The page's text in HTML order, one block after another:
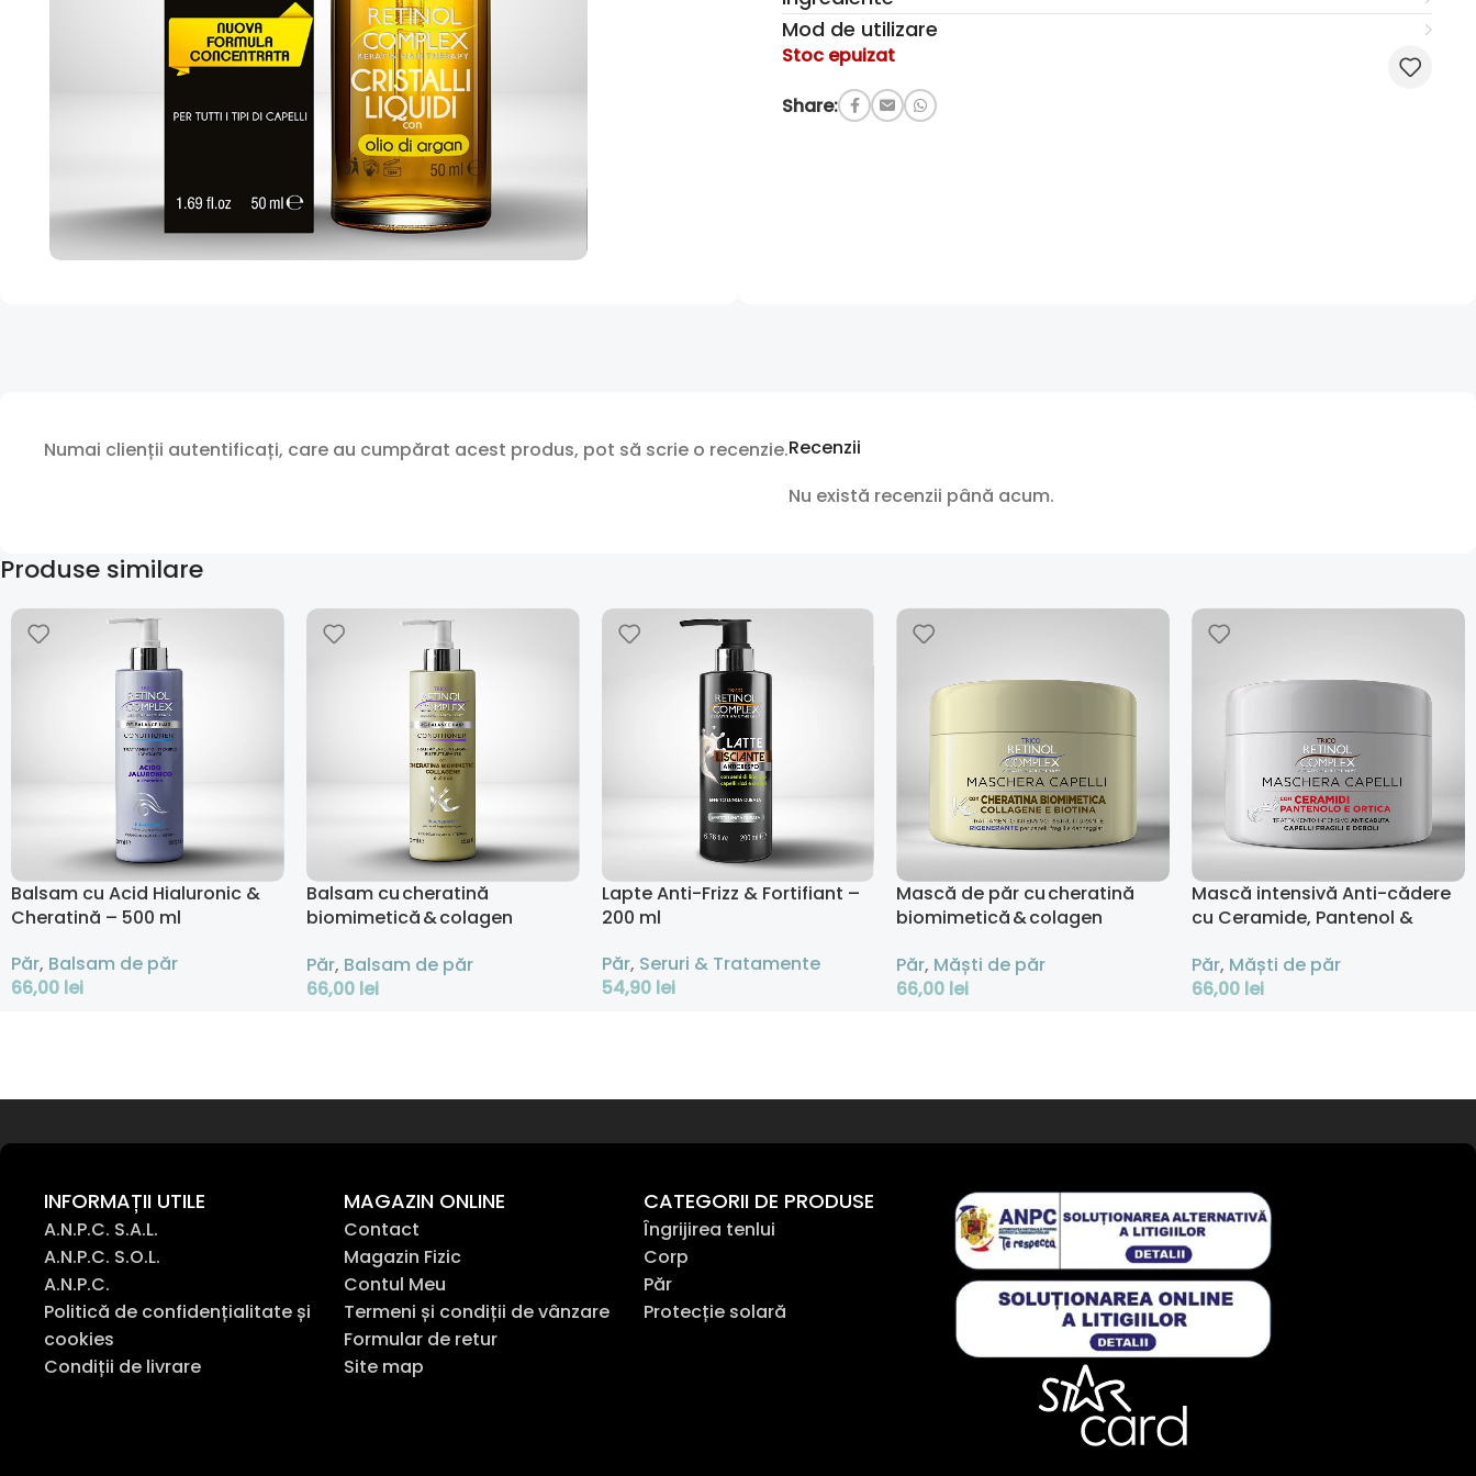
Mod de utilizare
Stoc epuizat
Share:
Recenzii
Nu există recenzii până acum.
Numai clienții autentificați, care au cumpărat acest produs, pot să scrie o recenzie.
Produse similare
Balsam cu Acid Hialuronic &
Cheratină – 500 ml
Păr, Balsam de păr
66,00 lei
Balsam cu cheratină
biomimetică & colagen
Păr, Balsam de păr
66,00 lei
Lapte Anti-Frizz & Fortifiant –
200 ml
Păr, Seruri & Tratamente
54,90 lei
Mască de păr cu cheratină
biomimetică & colagen
Păr, Măști de păr
66,00 lei
Mască intensivă Anti-cădere
cu Ceramide, Pantenol &
Păr, Măști de păr
66,00 lei
INFORMAȚII UTILE
A.N.P.C. S.A.L.
A.N.P.C. S.O.L.
A.N.P.C.
Politică de confidențialitate și
cookies
Condiții de livrare
MAGAZIN ONLINE
Contact
Magazin Fizic
Contul Meu
Termeni și condiții de vânzare
Formular de retur
Site map
CATEGORII DE PRODUSE
Îngrijirea tenlui
Corp
Păr
Protecție solară